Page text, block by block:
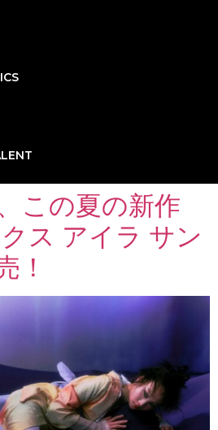
この夏の新作
クス アイラ サン
！